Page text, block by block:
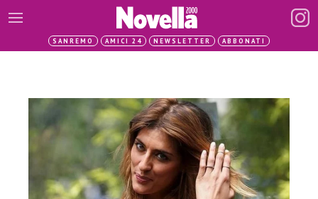
SANREMO AMICI 24 NEWSLETTER ABBONATI